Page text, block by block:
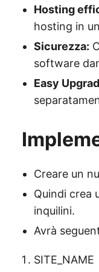
Hosting
hosting in
Sicurezza:
software
Easy
Creare un
Quindi crea
inquilini.
Avrà
SITE_NAME